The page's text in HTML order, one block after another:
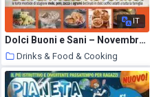
IT
Dolci Buoni e Sani – Novembre-Dicembre 2020
Drinks & Food & Cooking
16 December 2020